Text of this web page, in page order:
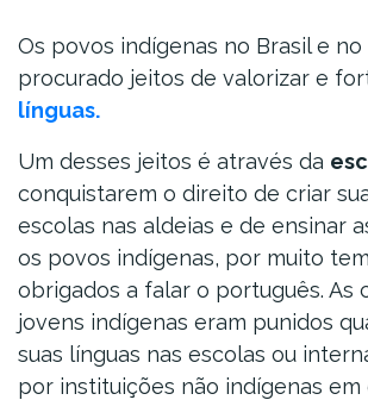
Os povos indígenas no Brasil e
procurado jeitos de valorizar e
línguas.
Um desses jeitos é através da
conquistarem o direito de criar
escolas nas aldeias e de ensinar
os povos indígenas, por muito
obrigados a falar o português. As
jovens indígenas eram punidos
suas línguas nas escolas ou
por instituições não indígenas